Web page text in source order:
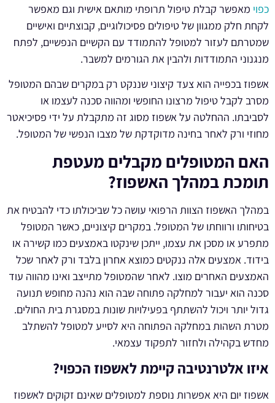
כפוי מאפשר קבלת טיפול תרופתי מותאם אישית וגם מאפשר
לקחת חלק ממגוון של טיפולים פסיכולוגיים, קבוצתיים ואישיים
שמטרתם לעזור למטופל להתמודד עם הקשיים הנפשיים, לפתח
מנגנוני התמודדות ולהבין את הגורמים למשבר.
אשפוז בכפייה הוא צעד קיצוני שננקט רק במקרים שבהם המטופל
מסרב לקבל טיפול מרצונו החופשי ומהווה סכנה לעצמו או
לסביבתו. ההחלטה על אשפוז מסוג זה מתקבלת על ידי פסיכיאטר
מחוזי ורק לאחר בחינה מדוקדקת של מצבו הנפשי של המטופל.
האם המטופלים מקבלים מעטפת
תומכת במהלך האשפוז?
במהלך האשפוז הצוות הרפואי עושה כל שביכולתו כדי להבטיח את
בטיחותו ורווחתו של המטופל. במקרים קיצוניים, כאשר המטופל
מתפרע או מסכן את עצמו, ייתכן שינקטו באמצעים כמו קשירה או
בידוד. אמצעים אלה ננקטים כמוצא אחרון בלבד ורק לאחר שכל
האמצעים האחרים מוצו. לאחר שהמטופל מתייצב ואינו מהווה עוד
סכנה הוא יעבור למחלקה פתוחה שבה הוא נהנה מחופש תנועה
גדול יותר ויכול להשתתף בפעילויות שונות במסגרת בית החולים.
מטרת השהות במחלקה הפתוחה היא לסייע למטופל להשתלב
מחדש בקהילה ולחזור לתפקוד עצמאי.
איזו אלטרנטיבה קיימת לאשפוז הכפוי?
אשפוז יום היא אפשרות נוספת למטופלים שאינם זקוקים לאשפוז